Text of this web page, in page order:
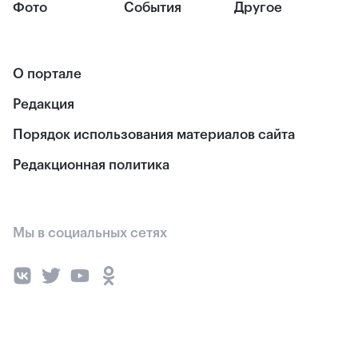
Фото События Другое
О портале
Редакция
Порядок использования материалов сайта
Редакционная политика
Мы в социальных сетях